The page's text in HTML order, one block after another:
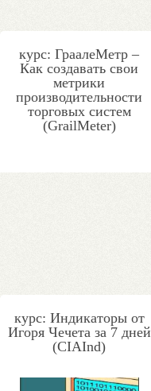
курс: ГраалеМетр –
Как создавать свои
метрики
производительности
торговых систем
(GrailMeter)
курс: Индикаторы от
Игоря Чечета за 7 дней
(CIAInd)